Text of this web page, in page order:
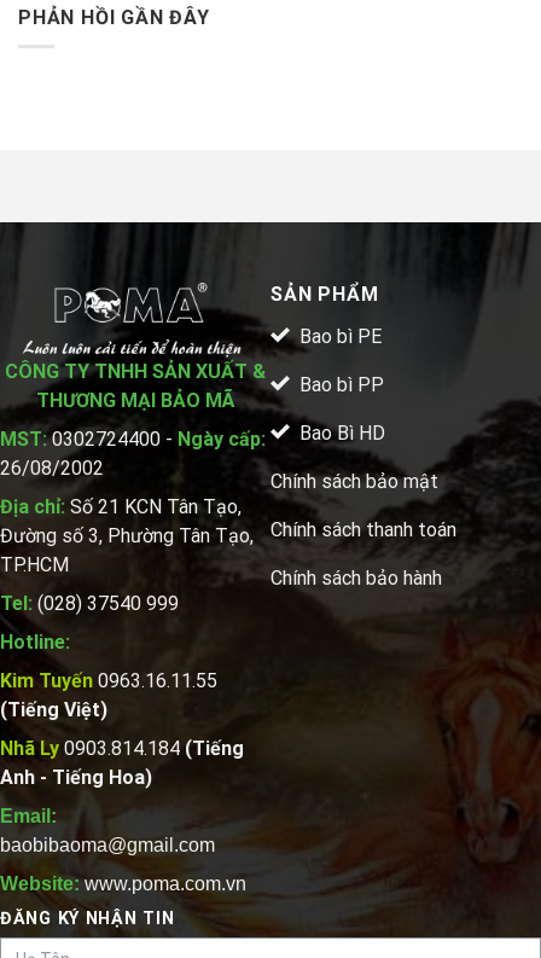
PHẢN HỒI GẦN ĐÂY
CÔNG TY TNHH SẢN XUẤT &
THƯƠNG MẠI BẢO MÃ
MST:0302724400 - Ngày cấp:
26/08/2002
Địa chỉ: Số 21 KCN Tân Tạo,
Đường số 3, Phường Tân Tạo,
TP.HCM
Tel: (028) 37540 999
Hotline:
Kim Tuyến 0963.16.11.55
(Tiếng Việt)
Nhã Ly 0903.814.184 (Tiếng
Anh - Tiếng Hoa)
Email:
baobibaoma@gmail.com
Website:www.poma.com.vn
SẢN PHẨM
Bao bì PE
Bao bì PP
Bao Bì HD
Chính sách bảo mật
Chính sách thanh toán
Chính sách bảo hành
ĐĂNG KÝ NHẬN TIN